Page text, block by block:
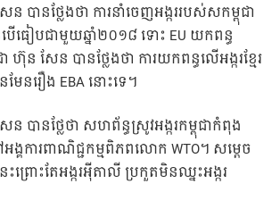
បានថ្លែងថា ការនាំចេញអង្កររបស់សកម្ពុជា
បើធៀបជាមួយឆ្នាំ២០១៨ ទោះ EU យកពន្ធ
ន សែន បានថ្លែងថា ការយកពន្ធលើអង្ករខ្មែរ
ែនរឿង EBA នោះទេ។
បានថ្លែថា សហព័ន្ធស្រូវអង្ករកម្ពុជាកំពុង
ង្គការពាណិជ្ជកម្មពិភពលោក WTO។ សម្តេច
ះព្រោះតែអង្ករអ៉ីតាលី ប្រកួតមិនឈ្នះអង្ករ